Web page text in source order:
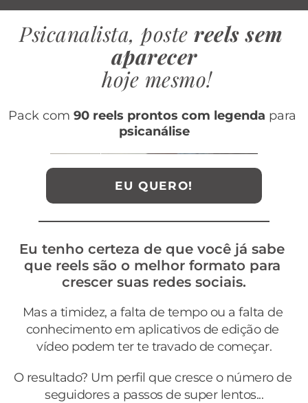
Psicanalista, poste reels sem
aparecer
hoje mesmo!
Pack com 90 reels prontos com legenda
psicanálise
EU QUERO!
Eu tenho certeza de que você já sabe
que reels são o melhor formato para
crescer suas redes sociais.
Mas a timidez, a falta de tempo ou a falta de
conhecimento em aplicativos de edição de
vídeo podem ter te travado de começar.
O resultado? Um perfil que cresce o número de
seguidores a passos de super lentos...